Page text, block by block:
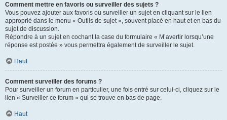
Comment mettre en favoris ou surveiller des sujets ?
Vous pouvez ajouter aux favoris ou surveiller un sujet en cliquant sur le lien
approprié dans le menu « Outils de sujet », souvent placé en haut et en bas du
sujet de discussion.
Répondre à un sujet en cochant la case du formulaire « M’avertir lorsqu’une
réponse est postée » vous permettra également de surveiller le sujet.
Haut
Comment surveiller des forums ?
Pour surveiller un forum en particulier, une fois entré sur celui-ci, cliquez sur le
lien « Surveiller ce forum » qui se trouve en bas de page.
Haut